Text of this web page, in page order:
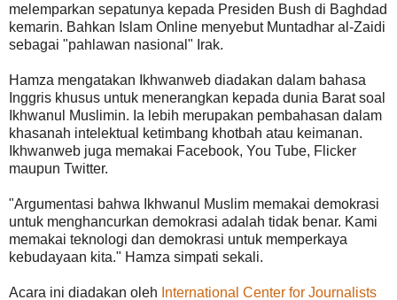
melemparkan sepatunya kepada Presiden Bush di Baghdad
kemarin. Bahkan Islam Online menyebut Muntadhar al-Zaidi
sebagai "pahlawan nasional" Irak.
Hamza mengatakan Ikhwanweb diadakan dalam bahasa
Inggris khusus untuk menerangkan kepada dunia Barat soal
Ikhwanul Muslimin. Ia lebih merupakan pembahasan dalam
khasanah intelektual ketimbang khotbah atau keimanan.
Ikhwanweb juga memakai Facebook, You Tube, Flicker
maupun Twitter.
"Argumentasi bahwa Ikhwanul Muslim memakai demokrasi
untuk menghancurkan demokrasi adalah tidak benar. Kami
memakai teknologi dan demokrasi untuk memperkaya
kebudayaan kita." Hamza simpati sekali.
Acara ini diadakan oleh International Center for Journalists